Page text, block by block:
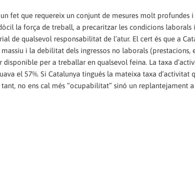
fet que requereix un conjunt de mesures molt profundes i
la força de treball, a precaritzar les condicions laborals
de qualsevol responsabilitat de l’atur. El cert és que a
i la debilitat dels ingressos no laborals (prestacions,
per a treballar en qualsevol feina. La taxa
el 57%. Si Catalunya tingués la mateixa taxa d’activitat
no ens cal més “ocupabilitat” sinó un replantejament